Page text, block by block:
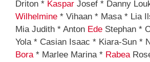
Driton * Kaspar Josef * Danny
Wilhelmine * Vihaan * Masa * Lia
Mia Judith * Anton Ede Stephan *
Yola * Casian Isaac * Kiara-Sun *
Bora* Marlee Marina * Rabea